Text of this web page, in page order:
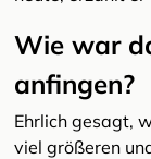
Wie war
anfingen?
Ehrlich gesagt,
viel größeren